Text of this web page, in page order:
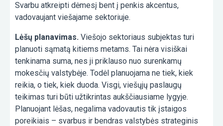
Svarbu atkreipti dėmesį bent į penkis akcentus,
vadovaujant viešajame sektoriuje.
Lėšų planavimas. Viešojo sektoriaus subjektas turi
planuoti sąmatą kitiems metams. Tai nėra visiškai
tenkinama suma, nes ji priklauso nuo surenkamų
mokesčių valstybėje. Todėl planuojama ne tiek, kiek
reikia, o tiek, kiek duoda. Visgi, viešųjų paslaugų
teikimas turi būti užtikrintas aukščiausiame lygyje.
Planuojant lėšas, negalima vadovautis tik įstaigos
poreikiais – svarbus ir bendras valstybės strateginis